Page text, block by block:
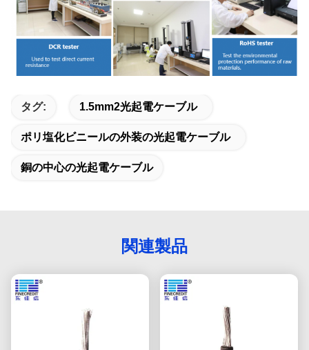
タグ: 1.5mm2光起電ケーブル
ポリ塩化ビニールの外装の光起電ケーブル
銅の中心の光起電ケーブル
関連製品